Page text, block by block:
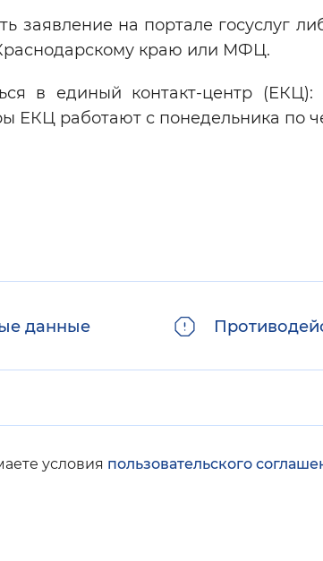
заявление на портале госуслуг
краю или МФЦ.
в единый контакт-центр (ЕКЦ):
ЕКЦ работают с понедельника по
условия пользовательского
данные